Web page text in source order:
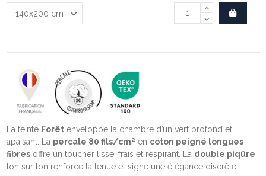
La teinte Forêtenveloppe la chambre d’un vert profond et
apaisant. La percale 80 fils/cm² en coton peigné longues
fibresoffre un toucher lisse, frais et respirant. La double piqûre
ton sur ton renforce la tenue et signe une élégance discrète.